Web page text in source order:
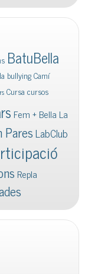
BatuBella
bullyingCamí
Cursa cursos
Fem + Bella La
LabClub
Repla